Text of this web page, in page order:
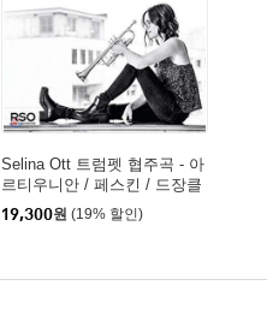
Selina Ott 트럼펫 협주곡 - 아
르티우니안 / 페스킨 / 드장클
로 (Trumpet Concertos)
19,300원 (19% 할인)